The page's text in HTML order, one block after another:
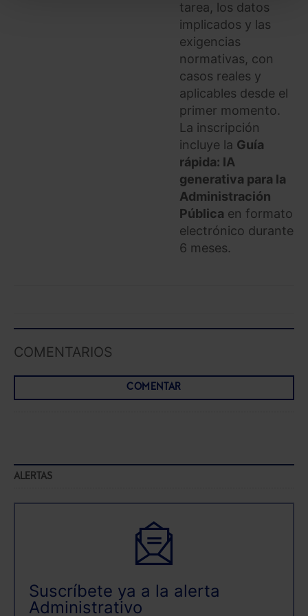
las cookies y
seleccionar solo aquellas que quieras permitir en tu
navegador. Si no seleccionas ninguna utilizaremos
las que sean indispensables para la navegación.
Saber más acerca de las cookies
tarea, los datos
implicados y las
exigencias
normativas, con
casos reales y
aplicables desde el
primer momento.
La inscripción
incluye la Guía
rápida: IA
generativa para la
Administración
Pública en formato
electrónico durante
6 meses.
COMENTARIOS
COMENTAR
ALERTAS
Suscríbete ya a la alerta
Administrativo